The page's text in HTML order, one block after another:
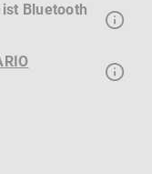
Bluetooth